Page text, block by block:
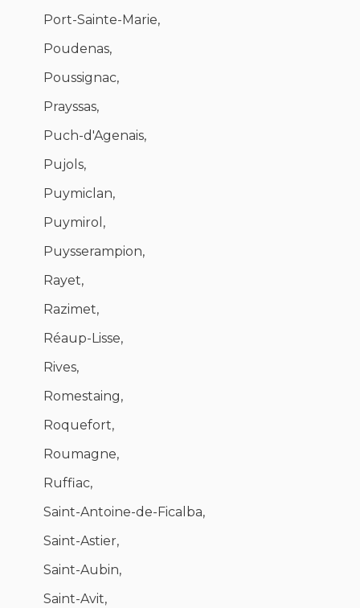
Port-Sainte-Marie,
Poudenas,
Poussignac,
Prayssas,
Puch-d'Agenais,
Pujols,
Puymiclan,
Puymirol,
Puysserampion,
Rayet,
Razimet,
Réaup-Lisse,
Rives,
Romestaing,
Roquefort,
Roumagne,
Ruffiac,
Saint-Antoine-de-Ficalba,
Saint-Astier,
Saint-Aubin,
Saint-Avit,